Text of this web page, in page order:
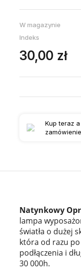
W magazynie
Indeks
30,00 zł
Kup teraz
Natynkowy
lampa
światła o dużej
która od razu
podłączenia i
30 000h.